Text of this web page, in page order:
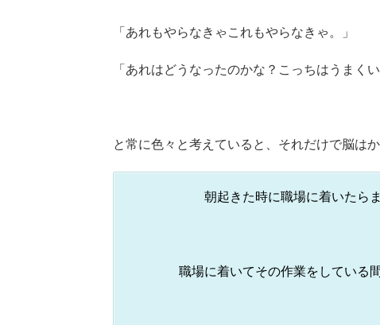
「あれもやらなきゃこれもやらなきゃ。」
「あれはどうなったのかな？こっちはうまく
と常に色々と考えていると、それだけで脳は
朝起きた時に職場に着いたら
職場に着いてその作業をしている